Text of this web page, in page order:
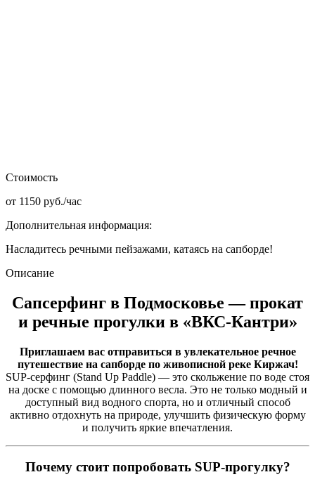
Стоимость
от 1150 руб./час
Дополнительная информация:
Насладитесь речными пейзажами, катаясь на сапборде!
Описание
Сапсерфинг в Подмосковье — прокат
и речные прогулки в «ВКС-Кантри»
Приглашаем вас отправиться в увлекательное речное
путешествие на сапборде по живописной реке Киржач!
SUP-серфинг (Stand Up Paddle) — это скольжение по воде стоя
на доске с помощью длинного весла. Это не только модный и
доступный вид водного спорта, но и отличный способ
активно отдохнуть на природе, улучшить физическую форму
и получить яркие впечатления.
Почему стоит попробовать SUP-прогулку?